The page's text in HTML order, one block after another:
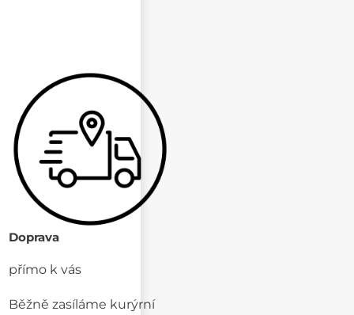
Doprava
přímo k vás
Běžně zasíláme kurýrní